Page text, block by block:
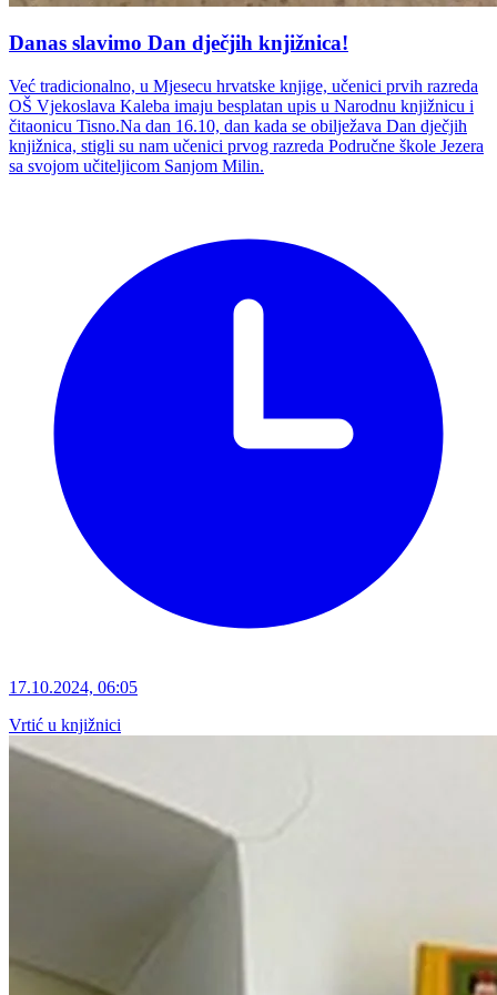
Danas slavimo Dan dječjih knjižnica!
Već tradicionalno, u Mjesecu hrvatske knjige, učenici prvih razreda
OŠ Vjekoslava Kaleba imaju besplatan upis u Narodnu knjižnicu i
čitaonicu Tisno.Na dan 16.10, dan kada se obilježava Dan dječjih
knjižnica, stigli su nam učenici prvog razreda Područne škole Jezera
sa svojom učiteljicom Sanjom Milin.
17.10.2024, 06:05
Vrtić u knjižnici